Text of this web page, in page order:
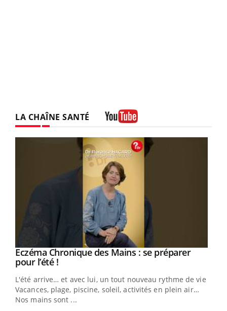
LA CHAÎNE SANTÉ
Youtube
Eczéma Chronique des Mains : se préparer
pour l’été !Youtube
L'été arrive… et avec lui, un tout nouveau rythme de vie !
Vacances, plage, piscine, soleil, activités en plein air…
Nos mains sont ...
Youtube
Diabète & Ramadan 2026Youtube
Le Ramadan approche, et, pour de nombreuses
personnes atteintes de diabète, c'est une période de
questions, de défis, mais ...